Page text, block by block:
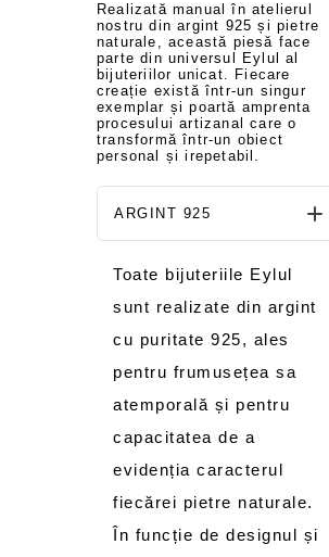
Realizată manual în atelierul
nostru din argint 925 și pietre
naturale, această piesă face
parte din universul Eylul al
bijuteriilor unicat. Fiecare
creație există într-un singur
exemplar și poartă amprenta
procesului artizanal care o
transformă într-un obiect
personal și irepetabil.
ARGINT 925
Toate bijuteriile Eylul
sunt realizate din argint
cu puritate 925, ales
pentru frumusețea sa
atemporală și pentru
capacitatea de a
evidenția caracterul
fiecărei pietre naturale.
În funcție de designul și